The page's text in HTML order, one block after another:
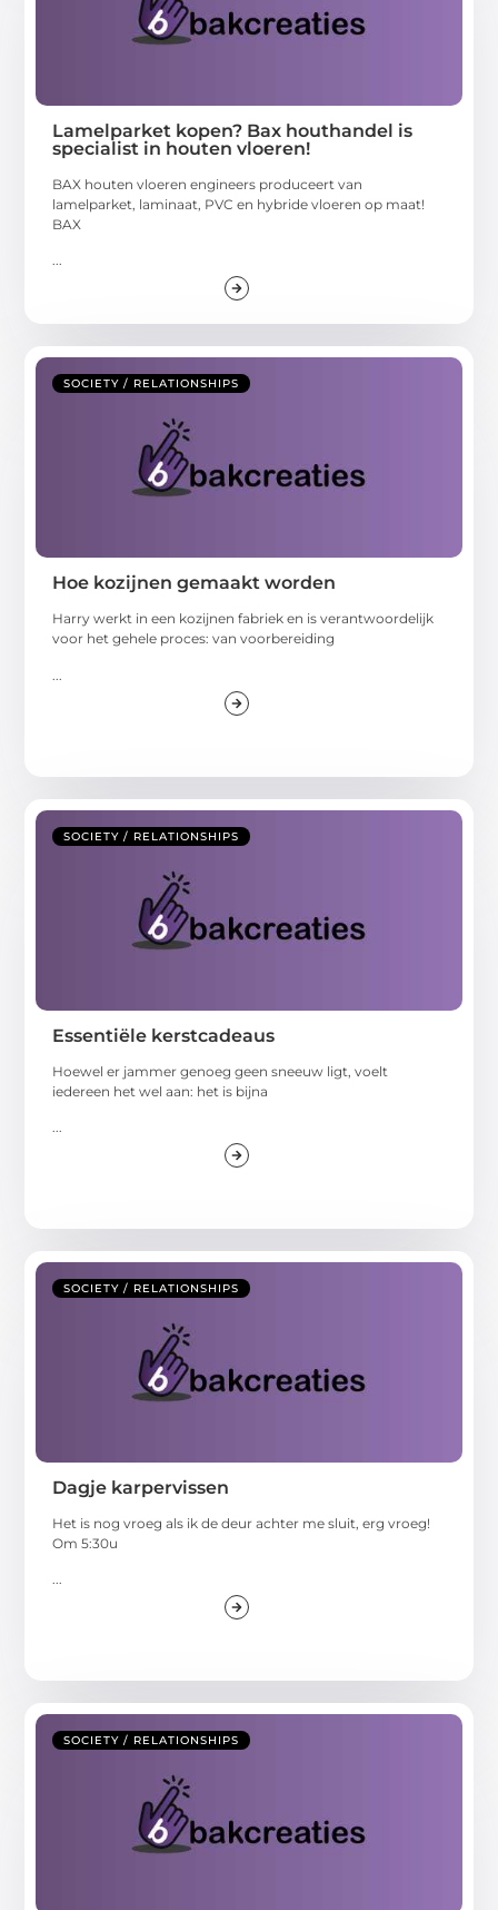
Lamelparket kopen? Bax houthandel is
specialist in houten vloeren!
BAX houten vloeren engineers produceert van
lamelparket, laminaat, PVC en hybride vloeren op maat!
BAX
...
SOCIETY / RELATIONSHIPS
Hoe kozijnen gemaakt worden
Harry werkt in een kozijnen fabriek en is verantwoordelijk
voor het gehele proces: van voorbereiding
SOCIETY / RELATIONSHIPS
Essentiële kerstcadeaus
Hoewel er jammer genoeg geen sneeuw ligt, voelt
iedereen het wel aan: het is bijna
...
SOCIETY / RELATIONSHIPS
Dagje karpervissen
Het is nog vroeg als ik de deur achter me sluit, erg vroeg!
Om 5:30u
...
SOCIETY / RELATIONSHIPS